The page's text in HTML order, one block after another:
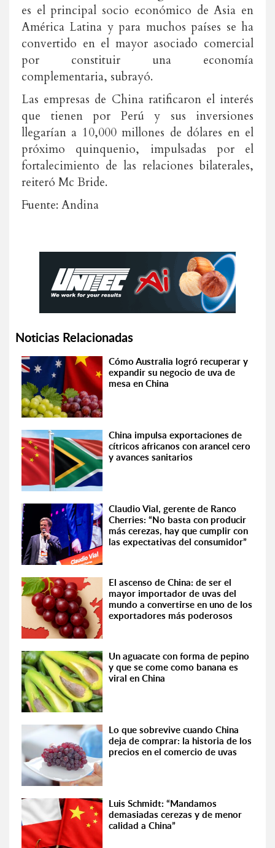
es el principal socio económico de Asia en
América Latina y para muchos países se ha
convertido en el mayor asociado comercial
por constituir una economía
complementaria, subrayó.
Las empresas de China ratificaron el interés
que tienen por Perú y sus inversiones
llegarían a 10,000 millones de dólares en el
próximo quinquenio, impulsadas por el
fortalecimiento de las relaciones bilaterales,
reiteró Mc Bride.
Fuente: Andina
Noticias Relacionadas
Cómo Australia logró recuperar y
expandir su negocio de uva de
mesa en China
China impulsa exportaciones de
cítricos africanos con arancel cero
y avances sanitarios
Claudio Vial, gerente de Ranco
Cherries: “No basta con producir
más cerezas, hay que cumplir con
las expectativas del consumidor”
El ascenso de China: de ser el
mayor importador de uvas del
mundo a convertirse en uno de los
exportadores más poderosos
Un aguacate con forma de pepino
y que se come como banana es
viral en China
Lo que sobrevive cuando China
deja de comprar: la historia de los
precios en el comercio de uvas
Luis Schmidt: “Mandamos
demasiadas cerezas y de menor
calidad a China”